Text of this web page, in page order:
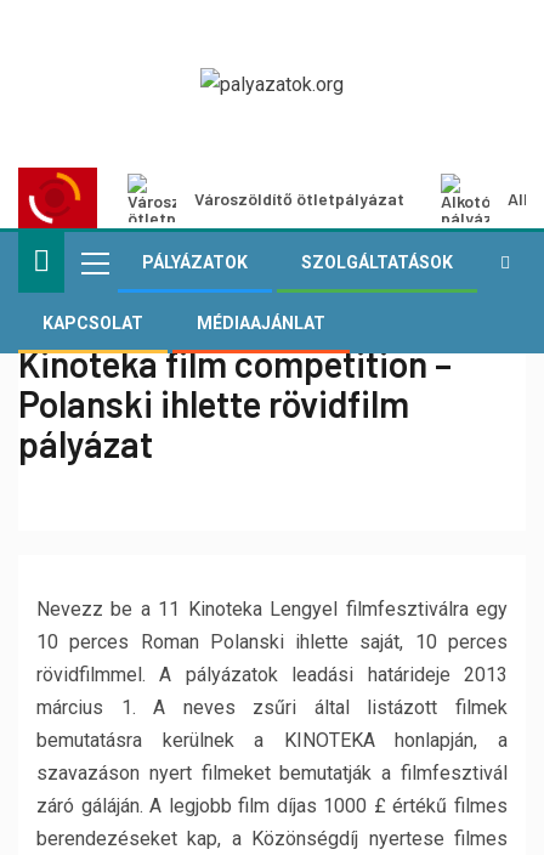
Városzöldítő ötletpályázat
PÁLYÁZATOK SZOLGÁLTATÁSOK
KAPCSOLAT MÉDIAAJÁNLAT
Kinoteka film competition –
Polanski ihlette rövidfilm
pályázat
Nevezz be a 11 Kinoteka Lengyel filmfesztiválra egy
10 perces Roman Polanski ihlette saját, 10 perces
rövidfilmmel. A pályázatok leadási határideje 2013
március 1. A neves zsűri által listázott filmek
bemutatásra kerülnek a KINOTEKA honlapján, a
szavazáson nyert filmeket bemutatják a filmfesztivál
záró gáláján. A legjobb film díjas 1000 £ értékű filmes
berendezéseket kap, a Közönségdíj nyertese filmes